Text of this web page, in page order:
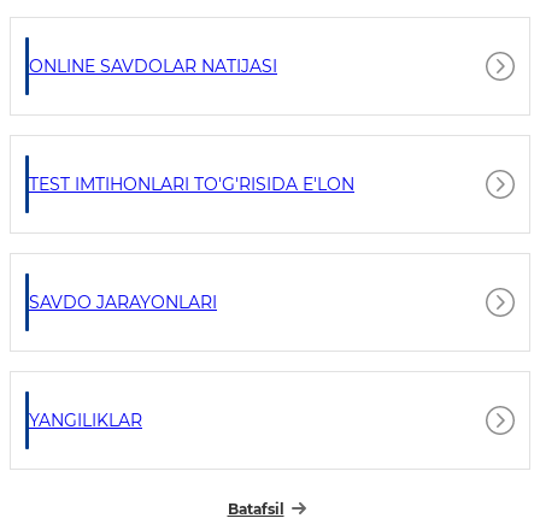
ONLINE SAVDOLAR NATIJASI
TEST IMTIHONLARI TO'G'RISIDA E'LON
SAVDO JARAYONLARI
YANGILIKLAR
Batafsil